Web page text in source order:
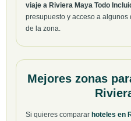
viaje a Riviera Maya Todo
presupuesto y acceso a
de la zona.
Mejores zonas
Si quieres comparar hoteles en